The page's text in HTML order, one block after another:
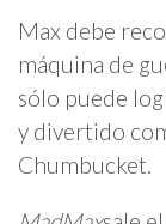
Max debe
máquina de
sólo puede
y divertido
Chumbucket.